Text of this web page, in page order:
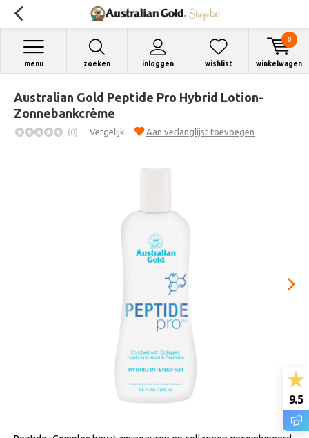
zoeken inloggen
menu wishlist winkelwagen
0
Australian Gold Peptide Pro Hybrid Lotion-
Zonnebankcrème
(0) Vergelijk Aan verlanglijst toevoegen
9.5